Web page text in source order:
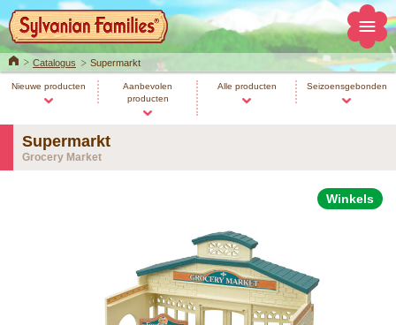
HomeCatalogus Supermarkt
Nieuwe producten
Aanbevolen
producten
Alle producten Seizoensgebonden
Supermarkt
Grocery Market
Winkels